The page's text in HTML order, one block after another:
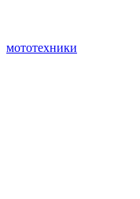
мототехники